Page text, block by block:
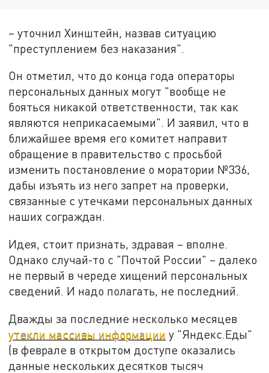
– уточнил Хинштейн, назвав ситуацию
"преступлением без наказания".
Он отметил, что до конца года операторы
персональных данных могут "вообще не
бояться никакой ответственности, так как
являются неприкасаемыми". И заявил, что в
ближайшее время его комитет направит
обращение в правительство с просьбой
изменить постановление о моратории №336,
дабы изъять из него запрет на проверки,
связанные с утечками персональных данных
наших сограждан.
Идея, стоит признать, здравая – вполне.
Однако случай-то с "Почтой России" – далеко
не первый в череде хищений персональных
сведений. И надо полагать, не последний.
Дважды за последние несколько месяцев
утекли массивы информации у "Яндекс.Еды"
(в феврале в открытом доступе оказались
данные нескольких десятков тысяч